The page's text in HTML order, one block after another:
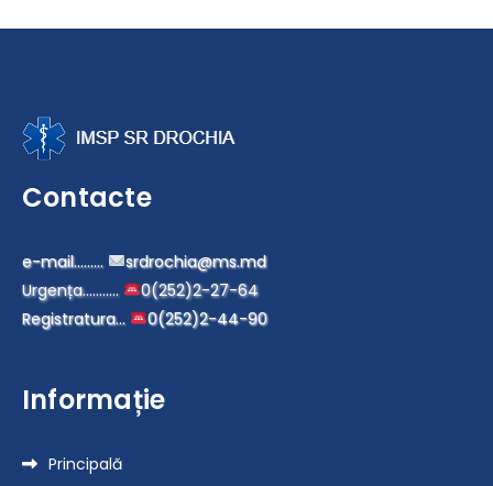
Contacte
e-mail………
srdrochia@ms.md
Urgența………..
0(252)2-27-64
Registratura…
0(252)2-44-90
Informație
Principală